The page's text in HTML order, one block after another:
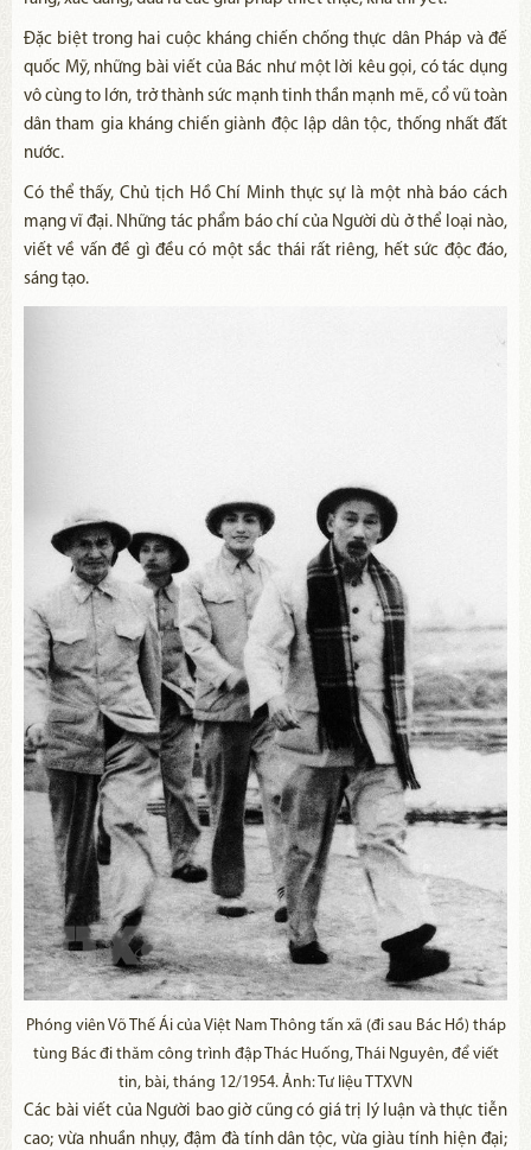
Đặc biệt trong hai cuộc kháng chiến chống thực dân Pháp và đế
quốc Mỹ, những bài viết của Bác như một lời kêu gọi, có tác dụng
vô cùng to lớn, trở thành sức mạnh tinh thần mạnh mẽ, cổ vũ toàn
dân tham gia kháng chiến giành độc lập dân tộc, thống nhất đất
nước.
Có thể thấy, Chủ tịch Hồ Chí Minh thực sự là một nhà báo cách
mạng vĩ đại. Những tác phẩm báo chí của Người dù ở thể loại nào,
viết về vấn đề gì đều có một sắc thái rất riêng, hết sức độc đáo,
sáng tạo.
Phóng viên Võ Thế Ái của Việt Nam Thông tấn xã (đi sau Bác Hồ) tháp
tùng Bác đi thăm công trình đập Thác Huống, Thái Nguyên, để viết
tin, bài, tháng 12/1954. Ảnh: Tư liệu TTXVN
Các bài viết của Người bao giờ cũng có giá trị lý luận và thực tiễn
cao; vừa nhuần nhụy, đậm đà tính dân tộc, vừa giàu tính hiện đại;